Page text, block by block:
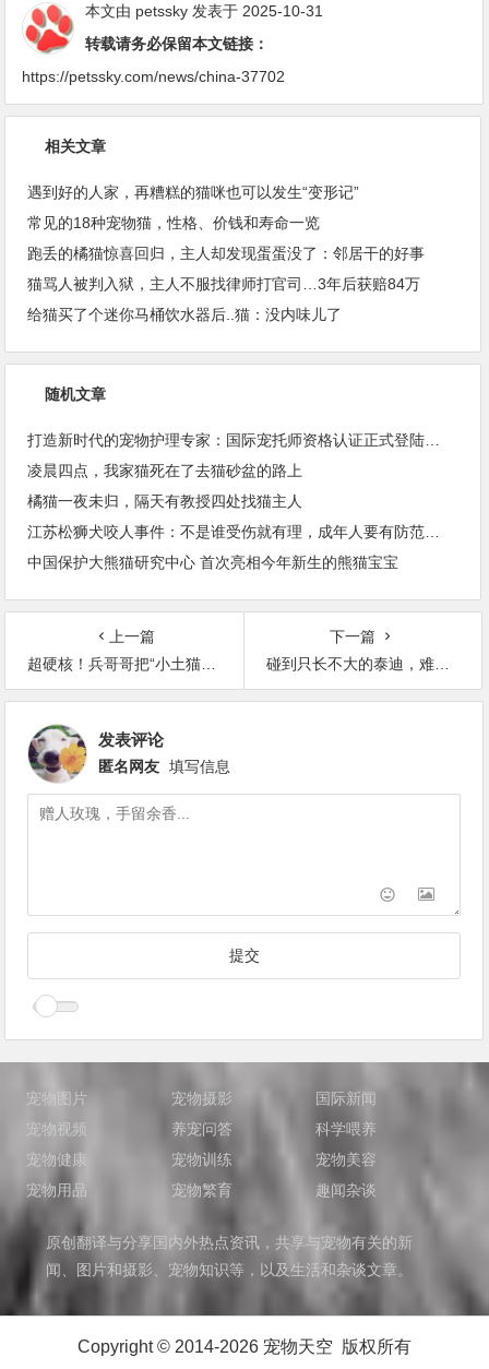
本文由 petssky 发表于 2025-10-31
转载请务必保留本文链接：
https://petssky.com/news/china-37702
相关文章
遇到好的人家，再糟糕的猫咪也可以发生“变形记”
常见的18种宠物猫，性格、价钱和寿命一览
跑丢的橘猫惊喜回归，主人却发现蛋蛋没了：邻居干的好事
猫骂人被判入狱，主人不服找律师打官司…3年后获赔84万
给猫买了个迷你马桶饮水器后..猫：没内味儿了
随机文章
凌晨四点，我家猫死在了去猫砂盆的路上
橘猫一夜未归，隔天有教授四处找猫主人
中国保护大熊猫研究中心 首次亮相今年新生的熊猫宝宝
上一篇
超硬核！兵哥哥把“小土猫”训成了特种兵猫！
下一篇
碰到只长不大的泰迪，难道主人是尾款没付清？
发表评论
匿名网友 填写信息
宠物图片 宠物摄影
国际新闻
宠物视频
养宠问答
科学喂养
宠物健康
宠物训练
宠物美容
宠物用品
宠物繁育 趣闻杂谈
原创翻译与分享国内外热点资讯，共享与宠物有关的新
闻、图片和摄影、宠物知识等，以及生活和杂谈文章。
Copyright © 2014-2026 宠物天空 版权所有